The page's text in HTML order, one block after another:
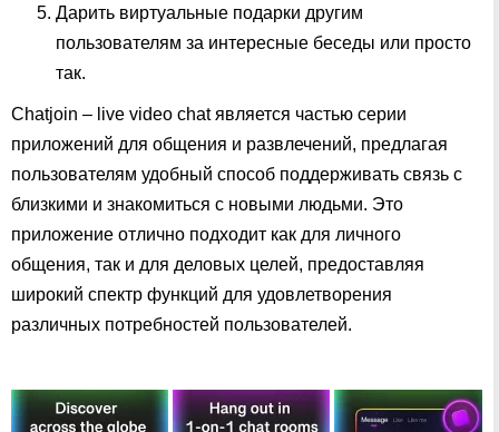
Дарить виртуальные подарки другим
пользователям за интересные беседы или просто
так.
Chatjoin – live video chat является частью серии
приложений для общения и развлечений, предлагая
пользователям удобный способ поддерживать связь с
близкими и знакомиться с новыми людьми. Это
приложение отлично подходит как для личного
общения, так и для деловых целей, предоставляя
широкий спектр функций для удовлетворения
различных потребностей пользователей.